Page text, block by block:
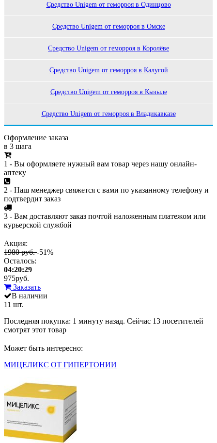
Cредство Unigem от геморроя в Одинцово
Cредство Unigem от геморроя в Омске
Cредство Unigem от геморроя в Королёве
Cредство Unigem от геморроя в Калугой
Cредство Unigem от геморроя в Кызыле
Cредство Unigem от геморроя в Владикавказе
Оформление заказа
в 3 шага
1 - Вы оформляете нужный вам товар через нашу онлайн-
аптеку
2 - Наш менеджер свяжется с вами по указанному телефону и
подтвердит заказ
3 - Вам доставляют заказ почтой наложенным платежом или
курьерской службой
Акция:
1980 руб.-51%
Осталось:
04:20:29
975руб.
Заказать
В наличии
11 шт.
Последняя покупка: 1 минуту назад. Сейчас 13 посетителей
смотрят этот товар
Может быть интересно:
МИЦЕЛИКС ОТ ГИПЕРТОНИИ